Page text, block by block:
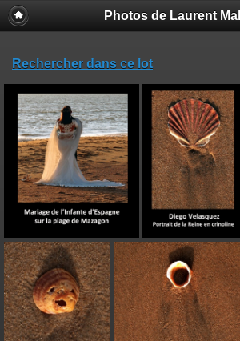
Photos de Laurent
Rechercher dans ce lot